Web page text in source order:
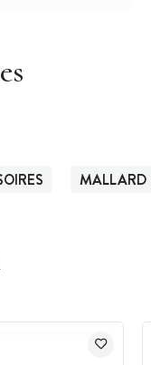
MALLARD